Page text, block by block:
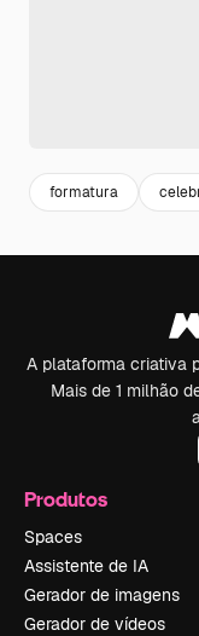
formatura
A plataforma criativa
Mais de 1 milhão
Produtos
Spaces
Assistente de IA
Gerador de imagens
Gerador de vídeos